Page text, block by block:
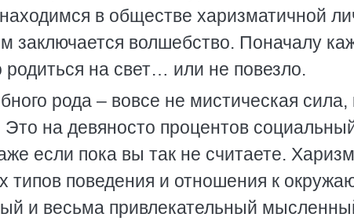
в обществе харизматичной
заключается волшебство. Поначалу
на свет… или не повезло.
рода – вовсе не мистическая сила,
на девяносто процентов
если пока вы так не считаете.
типов поведения и отношения к
и весьма привлекательный